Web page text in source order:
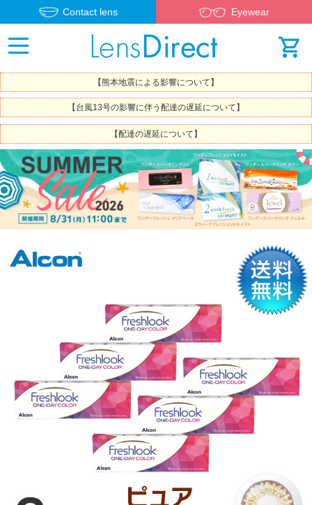
Contact lens Eyewear
【熊本地震による影響について】
【台風13号の影響に伴う配達の遅延について】
【配達の遅延について】